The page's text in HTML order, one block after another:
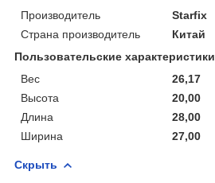
Производитель
Starfix
Страна производитель
Китай
Пользовательские характеристики
Вес
26,17
Высота
20,00
Длина
28,00
Ширина
27,00
Скрыть